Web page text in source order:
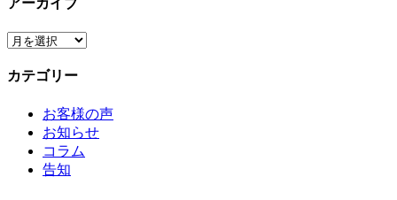
ア
カ
カテゴリー
お客様の声
お知らせ
コラム
告知